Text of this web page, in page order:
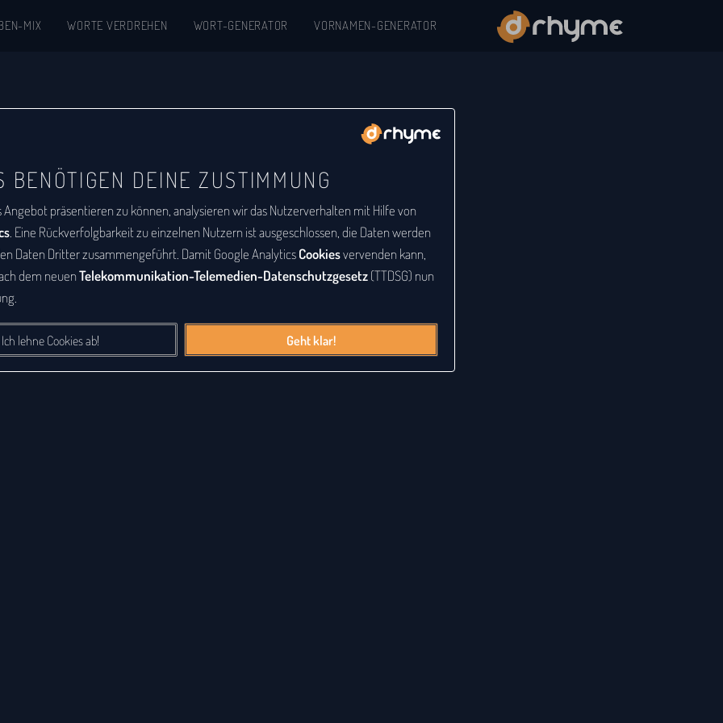
BENÖTIGEN DEINE ZUSTIMMUNG
Angebot präsentieren zu können, analysieren wir das Nutzerverhalten mit Hilfe von
. Eine Rückverfolgbarkeit zu einzelnen Nutzern ist ausgeschlossen, die Daten werden
Daten Dritter zusammengeführt. Damit Google AnalyticsCookiesvervenden kann,
dem neuenTelekommunikation-Telemedien-Datenschutzgesetz(TTDSG) nun
Ich lehne Cookies ab! Geht klar!
MIX WORTE VERDREHEN WORT-GENERATOR VORNAMEN-GENERATOR
Auflistung aller Wörter, zu denen
ist eine Buchstabenfolge, die durch
Buchstabenfolge entstanden ist. Das
sein. Bei diesem Lexikon hingegen geht
die durch Vertauschung der
sind.